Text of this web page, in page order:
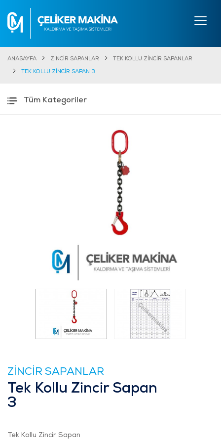
ANASAYFA ZİNCİR SAPANLAR TEK KOLLU ZİNCİR SAPANLAR
TEK KOLLU ZİNCİR SAPAN 3
Tüm Kategoriler
ZİNCİR SAPANLAR
Tek Kollu Zincir Sapan
3
Tek Kollu Zincir Sapan